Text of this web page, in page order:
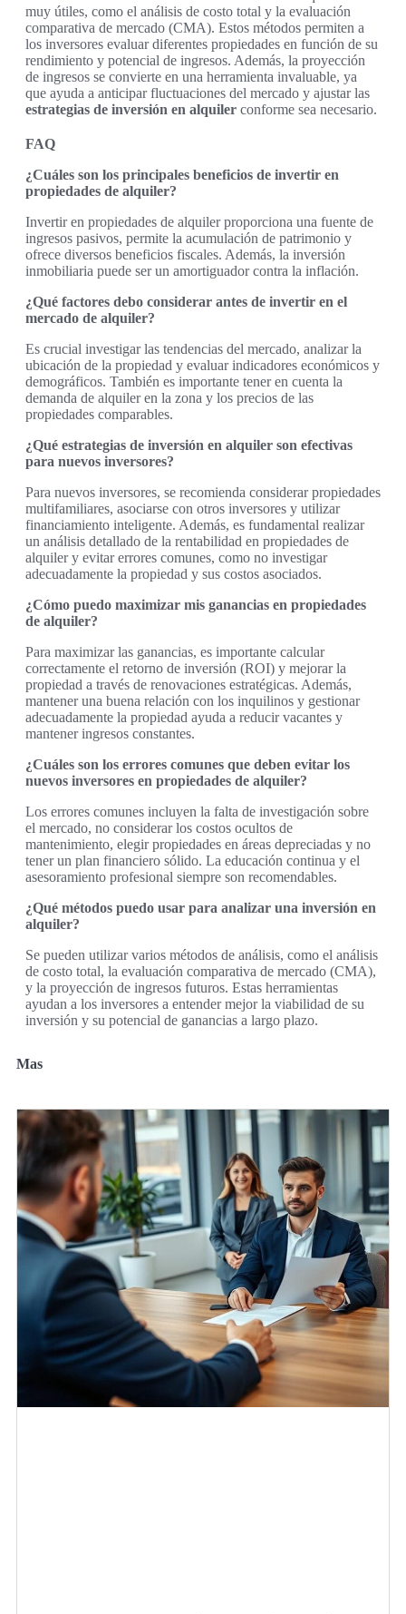
muy útiles, como el análisis de costo total y la evaluación
comparativa de mercado (CMA). Estos métodos permiten a
los inversores evaluar diferentes propiedades en función de su
rendimiento y potencial de ingresos. Además, la proyección
de ingresos se convierte en una herramienta invaluable, ya
que ayuda a anticipar fluctuaciones del mercado y ajustar las
estrategias de inversión en alquiler conforme sea necesario.
FAQ
¿Cuáles son los principales beneficios de invertir en
propiedades de alquiler?
Invertir en propiedades de alquiler proporciona una fuente de
ingresos pasivos, permite la acumulación de patrimonio y
ofrece diversos beneficios fiscales. Además, la inversión
inmobiliaria puede ser un amortiguador contra la inflación.
¿Qué factores debo considerar antes de invertir en el
mercado de alquiler?
Es crucial investigar las tendencias del mercado, analizar la
ubicación de la propiedad y evaluar indicadores económicos y
demográficos. También es importante tener en cuenta la
demanda de alquiler en la zona y los precios de las
propiedades comparables.
¿Qué estrategias de inversión en alquiler son efectivas
para nuevos inversores?
Para nuevos inversores, se recomienda considerar propiedades
multifamiliares, asociarse con otros inversores y utilizar
financiamiento inteligente. Además, es fundamental realizar
un análisis detallado de la rentabilidad en propiedades de
alquiler y evitar errores comunes, como no investigar
adecuadamente la propiedad y sus costos asociados.
¿Cómo puedo maximizar mis ganancias en propiedades
de alquiler?
Para maximizar las ganancias, es importante calcular
correctamente el retorno de inversión (ROI) y mejorar la
propiedad a través de renovaciones estratégicas. Además,
mantener una buena relación con los inquilinos y gestionar
adecuadamente la propiedad ayuda a reducir vacantes y
mantener ingresos constantes.
¿Cuáles son los errores comunes que deben evitar los
nuevos inversores en propiedades de alquiler?
Los errores comunes incluyen la falta de investigación sobre
el mercado, no considerar los costos ocultos de
mantenimiento, elegir propiedades en áreas depreciadas y no
tener un plan financiero sólido. La educación continua y el
asesoramiento profesional siempre son recomendables.
¿Qué métodos puedo usar para analizar una inversión en
alquiler?
Se pueden utilizar varios métodos de análisis, como el análisis
de costo total, la evaluación comparativa de mercado (CMA),
y la proyección de ingresos futuros. Estas herramientas
ayudan a los inversores a entender mejor la viabilidad de su
inversión y su potencial de ganancias a largo plazo.
Mas